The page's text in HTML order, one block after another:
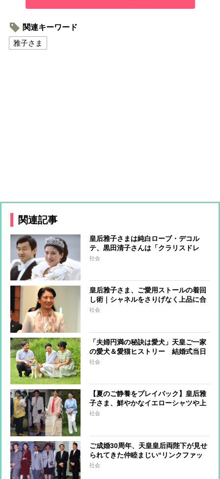
関連キーワード
雅子さま
関連記事
皇后雅子さまは純白ローブ・デコル
テ、黒田清子さんは「クラリスドレ
ス」と話題に 女性皇族の華麗な
社会
皇后雅子さま、ご愛用ストールの着回
し術｜シャネルをさりげなく上品に合
わせるコーデ
社会
「夫婦円満の秘訣は愛犬」天皇ご一家
の愛犬＆愛猫ヒストリー 結婚式当日
に雅子さまを見送った「ショコラ」も
社会
【夏のご静養をプレイバック】皇后雅
子さま、鮮やかなイエローシャツや上
品ハーフパンツなどリラクシーな着こ
社会
ご成婚30周年、天皇皇后両陛下が見せ
られてきた仲睦まじい“リンクファッ
ション”をプレイバック
社会